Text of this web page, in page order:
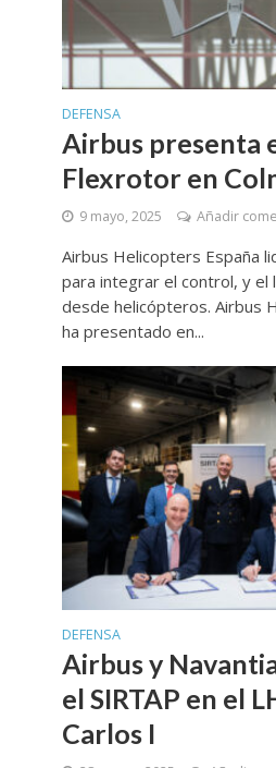
DEFENSA
Airbus presenta
Flexrotor en
9 mayo, 2025 Añadir
Airbus Helicopters España
para integrar el control, y el
desde helicópteros. Airbus
ha presentado en...
DEFENSA
Airbus y
el SIRTAP en el
Carlos I